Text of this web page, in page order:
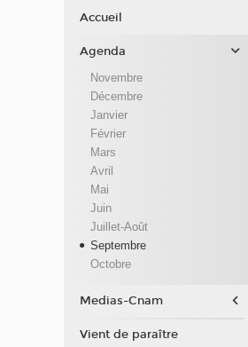
Accueil
Agenda
Novembre
Décembre
Janvier
Février
Mars
Avril
Mai
Juin
Juillet-Août
Septembre
Octobre
Medias-Cnam
Vient de paraître